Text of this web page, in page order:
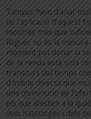
Tampoc hem d’anar
de l’aplicació d’aquest
mostres més que
lloguer no és la
moment pot donar la
de la renda està sota
transcurs del temps
d’índole diversa que
una disminució de
els que afecten a la
dels habitatges i dels